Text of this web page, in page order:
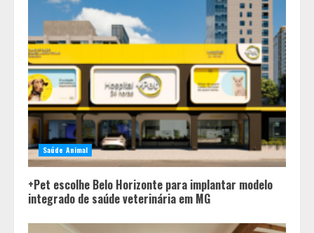
Saúde Animal
+Pet escolhe Belo Horizonte para implantar modelo
integrado de saúde veterinária em MG